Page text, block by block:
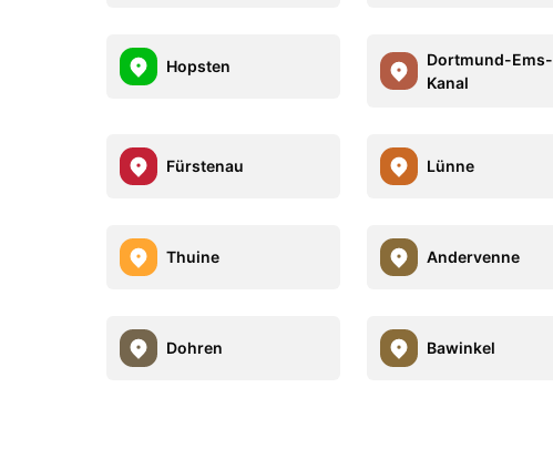
Hopsten
Dortmund-Ems-
Kanal
Fürstenau Lünne
Thuine Andervenne
Dohren Bawinkel